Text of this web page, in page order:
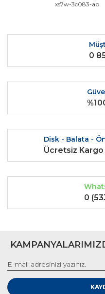
Bu ürüne benzer farklı
xs7w-3c083-ab
0
Disk - Balata -
Ücretsiz Kargo
0